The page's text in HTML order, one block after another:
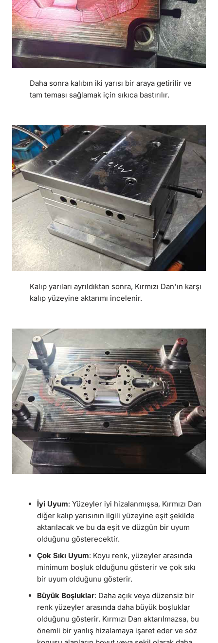
Daha sonra kalıbın iki yarısı bir araya getirilir ve
tam teması sağlamak için sıkıca bastırılır.
Kalıp yarıları ayrıldıktan sonra, Kırmızı Dan'ın karşı
kalıp yüzeyine aktarımı incelenir.
İyi Uyum: Yüzeyler iyi hizalanmışsa, Kırmızı Dan
diğer kalıp yarısının ilgili yüzeyine eşit şekilde
aktarılacak ve bu da eşit ve düzgün bir uyum
olduğunu gösterecektir.
Çok Sıkı Uyum: Koyu renk, yüzeyler arasında
minimum boşluk olduğunu gösterir ve çok sıkı
bir uyum olduğunu gösterir.
Büyük Boşluklar: Daha açık veya düzensiz bir
renk yüzeyler arasında daha büyük boşluklar
olduğunu gösterir. Kırmızı Dan aktarılmazsa, bu
önemli bir yanlış hizalamaya işaret eder ve söz